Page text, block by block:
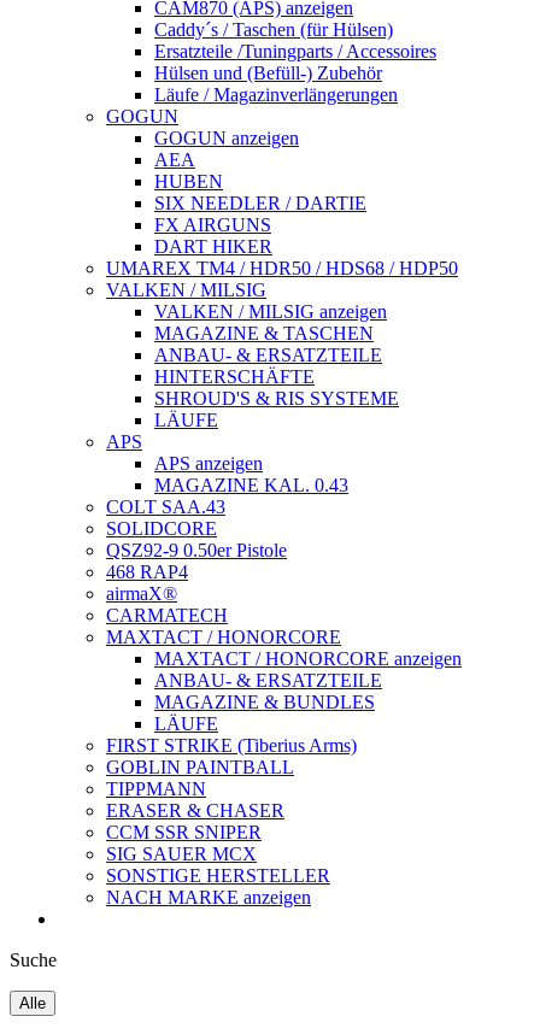
CAM870 (APS) anzeigen
Caddy´s / Taschen (für Hülsen)
Ersatzteile /Tuningparts / Accessoires
Hülsen und (Befüll-) Zubehör
Läufe / Magazinverlängerungen
GOGUN
GOGUN anzeigen
AEA
HUBEN
SIX NEEDLER / DARTIE
FX AIRGUNS
DART HIKER
UMAREX TM4 / HDR50 / HDS68 / HDP50
VALKEN / MILSIG
VALKEN / MILSIG anzeigen
MAGAZINE & TASCHEN
ANBAU- & ERSATZTEILE
HINTERSCHÄFTE
SHROUD'S & RIS SYSTEME
LÄUFE
APS
APS anzeigen
MAGAZINE KAL. 0.43
COLT SAA.43
SOLIDCORE
QSZ92-9 0.50er Pistole
468 RAP4
airmaX®
CARMATECH
MAXTACT / HONORCORE
MAXTACT / HONORCORE anzeigen
ANBAU- & ERSATZTEILE
MAGAZINE & BUNDLES
LÄUFE
FIRST STRIKE (Tiberius Arms)
GOBLIN PAINTBALL
TIPPMANN
ERASER & CHASER
CCM SSR SNIPER
SIG SAUER MCX
SONSTIGE HERSTELLER
NACH MARKE anzeigen
Suche
Alle